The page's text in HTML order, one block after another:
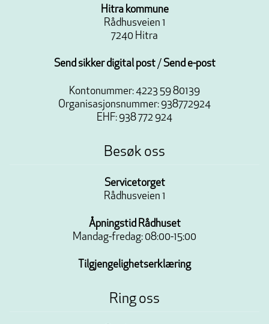
Hitra kommune
Rådhusveien 1
7240 Hitra
Send sikker digital post/ Send e-post
Kontonummer: 4223 59 80139
Organisasjonsnummer: 938772924
EHF: 938 772 924
Besøk oss
Servicetorget
Rådhusveien 1
Åpningstid Rådhuset
Mandag-fredag: 08:00-15:00
Tilgjengelighetserklæring
Ring oss